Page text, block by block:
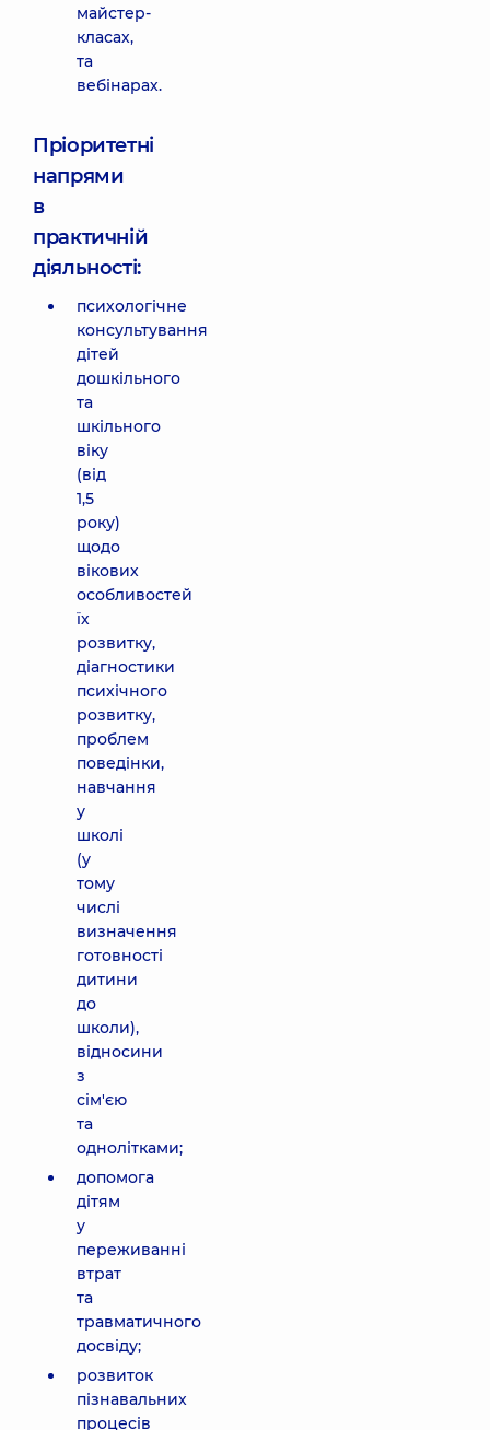
майстер-
класах,
та
вебінарах.
Пріоритетні
напрями
в
практичній
діяльності:
психологічне
консультування
дітей
дошкільного
та
шкільного
віку
(від
1,5
року)
щодо
вікових
особливостей
їх
розвитку,
діагностики
психічного
розвитку,
проблем
поведінки,
навчання
у
школі
(у
тому
числі
визначення
готовності
дитини
до
школи),
відносини
з
сім'єю
та
однолітками;
допомога
дітям
у
переживанні
втрат
та
травматичного
досвіду;
розвиток
пізнавальних
процесів